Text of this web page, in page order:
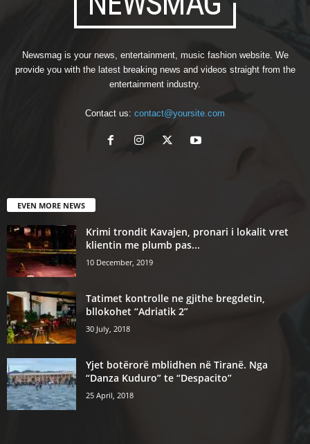
Newsmag is your news, entertainment, music fashion website. We
provide you with the latest breaking news and videos straight from the
entertainment industry.
Contact us: contact@yoursite.com
EVEN MORE NEWS
Krimi trondit Kavajen, pronari i lokalit vret
klientin me plumb pas...
10 December, 2019
Tatimet kontrolle ne gjithe bregdetin,
bllokohet “Adriatik 2”
30 July, 2018
Yjet botërorë mblidhen në Tiranë. Nga
“Danza Kuduro” te “Despacito”
25 April, 2018